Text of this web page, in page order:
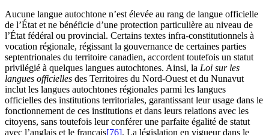
Aucune langue autochtone n’est élevée au rang de langue officielle
de l’État et ne bénéficie d’une protection particulière au niveau de
l’État fédéral ou provincial. Certains textes infra-constitutionnels à
vocation régionale, régissant la gouvernance de certaines parties
septentrionales du territoire canadien, accordent toutefois un statut
privilégié à quelques langues autochtones. Ainsi, la Loi sur les
langues officielles des Territoires du Nord-Ouest et du Nunavut
inclut les langues autochtones régionales parmi les langues
officielles des institutions territoriales, garantissant leur usage dans le
fonctionnement de ces institutions et dans leurs relations avec les
citoyens, sans toutefois leur conférer une parfaite égalité de statut
avec l’anglais et le français[76]. La législation en vigueur dans le